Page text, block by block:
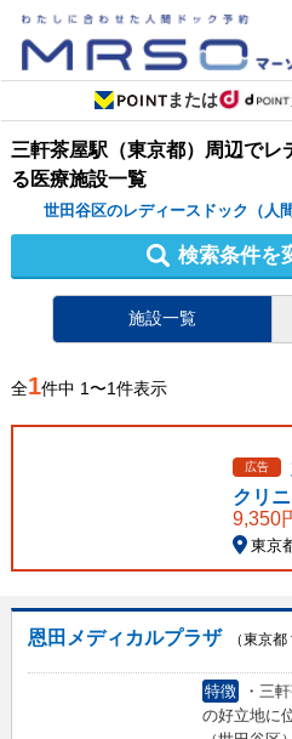
または
三軒茶屋駅（東京都）周辺でレ
る医療施設一覧
世田谷区のレディースドック（人
検索条件を
施設一覧
全1件中 1〜1件表示
広告
クリ
9,350
東京
恩田メディカルプラザ
（東京都
特徴
・三
の好立地に